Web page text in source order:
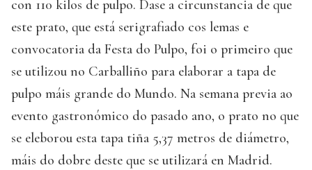
con 110 kilos de pulpo. Dase a circunstancia de que
este prato, que está serigrafiado cos lemas e
convocatoria da Festa do Pulpo, foi o primeiro que
se utilizou no Carballiño para elaborar a tapa de
pulpo máis grande do Mundo. Na semana previa ao
evento gastronómico do pasado ano, o prato no que
se eleborou esta tapa tiña 5,37 metros de diámetro,
máis do dobre deste que se utilizará en Madrid.